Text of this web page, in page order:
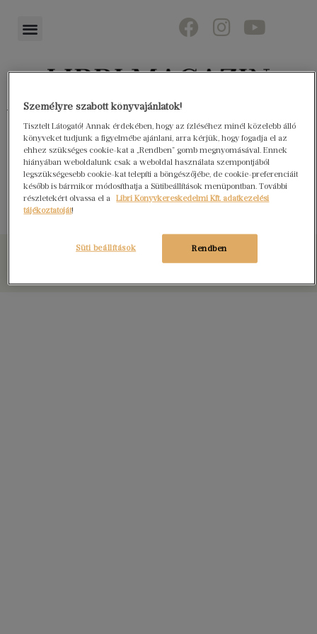
Könyvektől az olvasókig
Emelkedés
Személyre szabott könyvajánlatok!
Tisztelt Látogató! Annak érdekében, hogy az ízléséhez minél közelebb álló
könyveket tudjunk a figyelmébe ajánlani, arra kérjük, hogy fogadja el az
ehhez szükséges cookie-kat a „Rendben” gomb megnyomásával. Ennek
hiányában weboldalunk csak a weboldal használata szempontjából
legszükségesebb cookie-kat telepíti a böngészőjébe, de cookie-preferenciáit
később is bármikor módosíthatja a Sütibeállítások menüpontban. További
részletekért olvassa el a
Libri Könyvkereskedelmi Kft. adatkezelési
tájékoztatóját!
Rendben
Süti beállítások